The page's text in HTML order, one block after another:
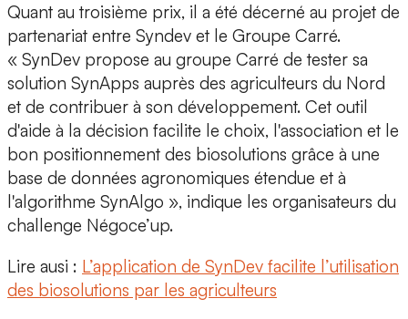
Quant au troisième prix, il a été décerné au projet de
partenariat entre Syndev et le Groupe Carré.
« SynDev propose au groupe Carré de tester sa
solution SynApps auprès des agriculteurs du Nord
et de contribuer à son développement. Cet outil
d'aide à la décision facilite le choix, l'association et le
bon positionnement des biosolutions grâce à une
base de données agronomiques étendue et à
l'algorithme SynAlgo », indique les organisateurs du
challenge Négoce’up.
Lire ausi : L’application de SynDev facilite l’utilisation
des biosolutions par les agriculteurs